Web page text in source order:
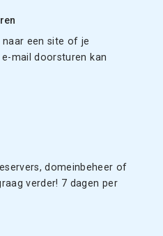
een site of je
mail doorsturen kan
domeinbeheer of
verder! 7 dagen per